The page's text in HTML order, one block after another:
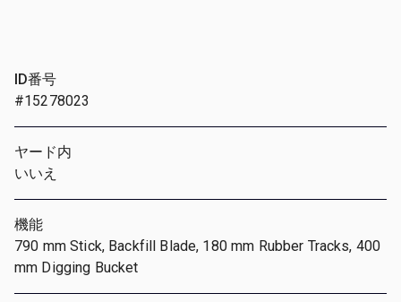
ID番号
#15278023
ヤード内
いいえ
機能
790 mm Stick, Backfill Blade, 180 mm Rubber Tracks, 400
mm Digging Bucket